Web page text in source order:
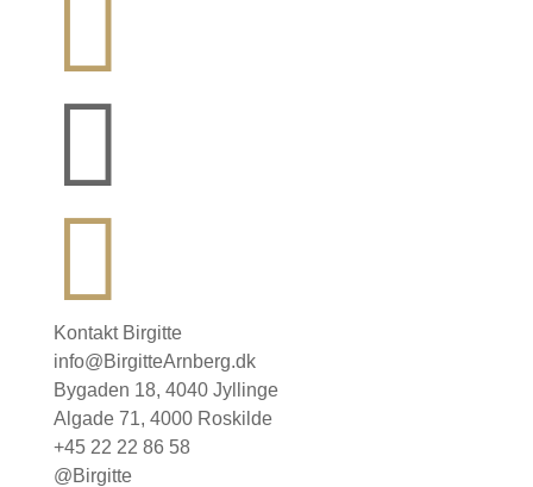



Kontakt Birgitte
info@BirgitteArnberg.dk
Bygaden 18, 4040 Jyllinge
Algade 71, 4000 Roskilde
+45 22 22 86 58
@Birgitte